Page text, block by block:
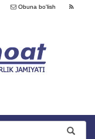
Obuna bo'lish